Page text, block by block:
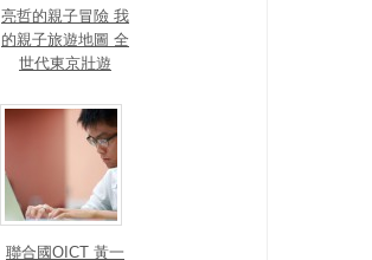
亮哲的親子冒險 我
的親子旅遊地圖 全
世代東京壯遊
聯合國OICT 黃一